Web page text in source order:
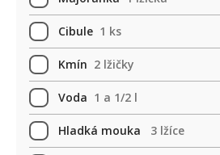
Cibule 1 ks
Kmín 2 lžičky
Voda 1 a 1/2 l
Hladká mouka 3 lžíce